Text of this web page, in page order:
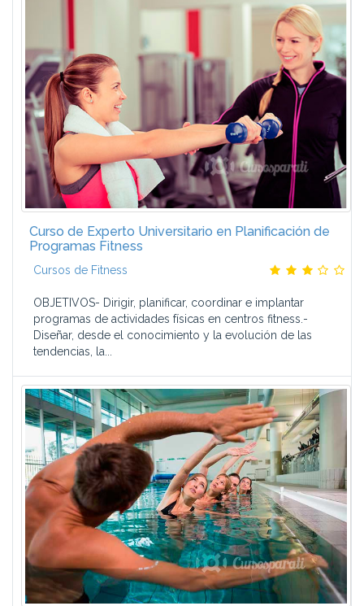
Curso de Experto Universitario en Planificación de
Programas Fitness
Cursos de Fitness
OBJETIVOS- Dirigir, planificar, coordinar e implantar
programas de actividades físicas en centros fitness.-
Diseñar, desde el conocimiento y la evolución de las
tendencias, la...